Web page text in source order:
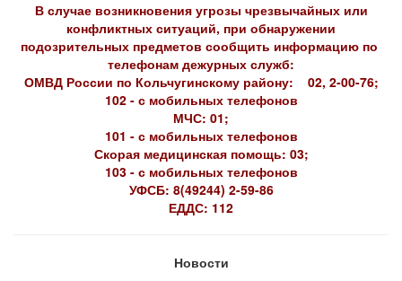
В случае возникновения угрозы чрезвычайных или
конфликтных ситуаций, при обнаружении
подозрительных предметов сообщить информацию по
телефонам дежурных служб:
ОМВД России по Кольчугинскому району: 02, 2-00-76;
102 - с мобильных телефонов
МЧС: 01;
101 - с мобильных телефонов
Скорая медицинская помощь: 03;
103 - с мобильных телефонов
УФСБ: 8(49244) 2-59-86
ЕДДС: 112
Новости